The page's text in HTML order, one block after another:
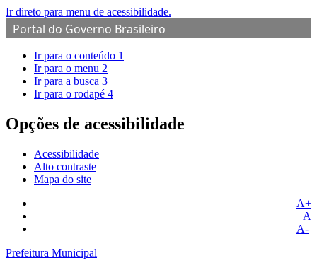
Ir direto para menu de acessibilidade.
Portal do Governo Brasileiro
Ir para o conteúdo 1
Ir para o menu 2
Ir para a busca 3
Ir para o rodapé 4
Opções de acessibilidade
Acessibilidade
Alto contraste
Mapa do site
A+
A
A-
Prefeitura Municipal